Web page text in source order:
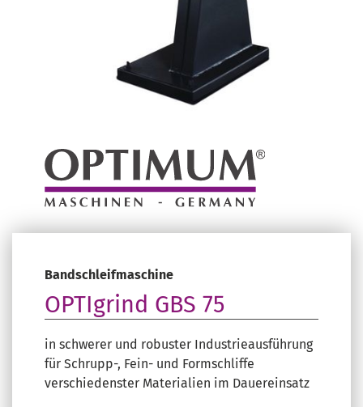
Bandschleifmaschine
OPTIgrind GBS 75
in schwerer und robuster Industrieausführung
für Schrupp-, Fein- und Formschliffe
verschiedenster Materialien im Dauereinsatz